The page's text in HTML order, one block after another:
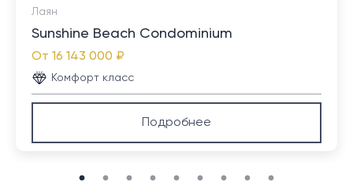
Лаян
Sunshine Beach Condominium
От 16 143 000 ₽
Комфорт класс
Подробнее